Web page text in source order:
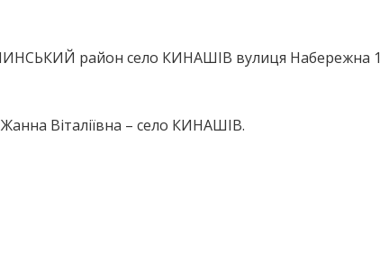
район село КИНАШІВ вулиця Набережна 1
Віталіївна – село КИНАШІВ.